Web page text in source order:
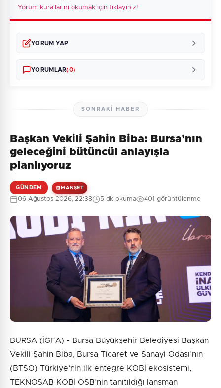
Yorum kurallarını okumak için tıklayınız!
YORUM YAP
Güvenlik Sorusu:
8 + 8 = ?
Gönder
YORUMLAR(0)
Henüz yorum yapılmamış. İlk yorumu siz yapın!
SONRAKI HABER
Başkan Vekili Şahin Biba: Bursa'nın
geleceğini bütüncül anlayışla
planlıyoruz
GÜNDEM MANŞET
06 Ağustos 2026, 22:38 5 dk okuma 401 görüntülenme
BURSA (İGFA) - Bursa Büyükşehir Belediyesi Başkan
Vekili Şahin Biba, Bursa Ticaret ve Sanayi Odası’nın
(BTSO) Türkiye’nin ilk entegre KOBİ ekosistemi,
TEKNOSAB KOBİ OSB’nin tanıtıldığı lansman